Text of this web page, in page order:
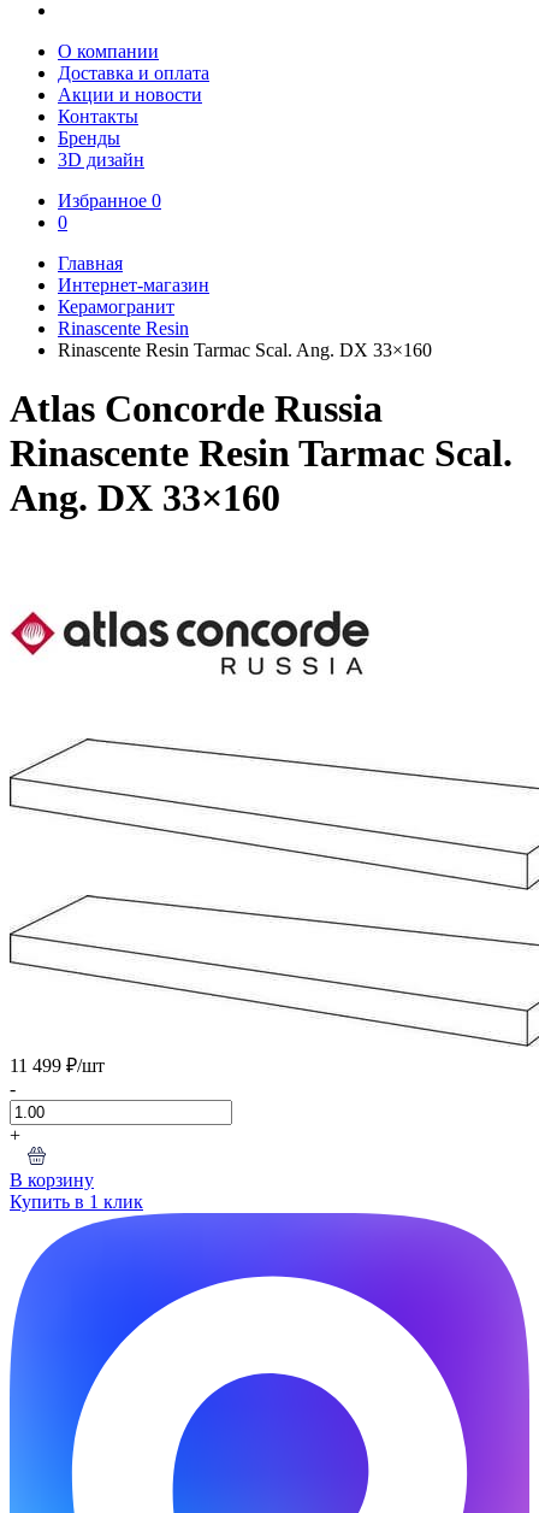
О компании
Доставка и оплата
Акции и новости
Контакты
Бренды
3D дизайн
Избранное 0
0
Главная
Интернет-магазин
Керамогранит
Rinascente Resin
Rinascente Resin Tarmac Scal. Ang. DX 33×160
Atlas Concorde Russia
Rinascente Resin Tarmac Scal.
Ang. DX 33×160
11 499 ₽/шт
-
+
В корзину
Купить в 1 клик